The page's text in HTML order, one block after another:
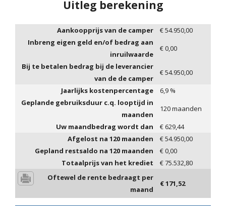
Uitleg berekening
Aankoopprijs van de camper €54.950,00
Inbreng eigen geld en/of bedrag aan
inruilwaarde
€0,00
Bij te betalen bedrag bij de leverancier
van de de camper
€54.950,00
Jaarlijks kostenpercentage
6,9 %
Geplande gebruiksduur c.q. looptijd in
maanden
120maanden
Uw maandbedrag wordt dan
€ 629,44
Afgelost na 120 maanden €54.950,00
Gepland restsaldo na 120 maanden €0,00
Totaalprijs van het krediet
€75.532,80
Oftewel de rente bedraagt per
maand
€171,52